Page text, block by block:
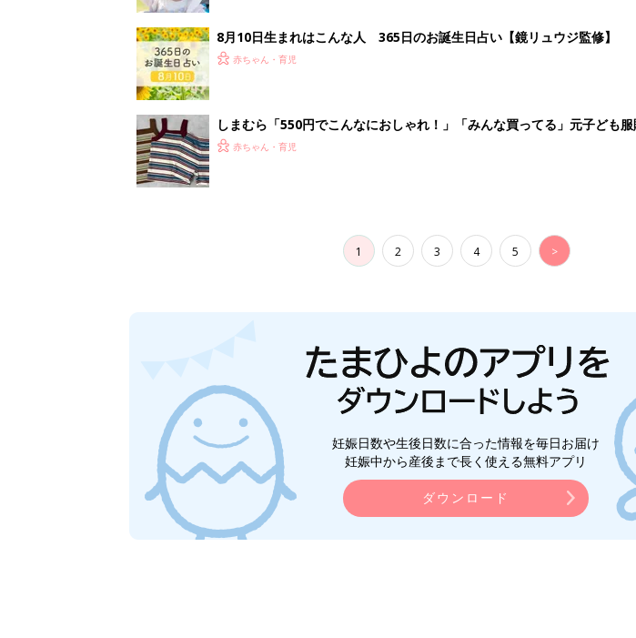
8月10日生まれはこんな人 365日のお誕生日占い【鏡リュウジ監修】
赤ちゃん・育児
しまむら「550円でこんなにおしゃれ！」「みんな買ってる」元子ども
夏のバズりトップス4選
赤ちゃん・育児
1 2 3 4 5 >
妊娠日数や生後日数に合った情報を毎日お届け
妊娠中から産後まで長く使える無料アプリ
ダウンロード